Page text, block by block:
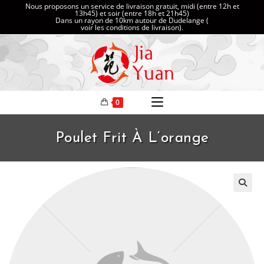
Nous proposons un service de livraison gratuit, midi (entre 12h et
13h45) et soir (entre 18h et 21h45)
Dans un rayon de 10km autour de Dudelange (
voir les conditions de livraison).
0
Poulet Frit À L‘orange